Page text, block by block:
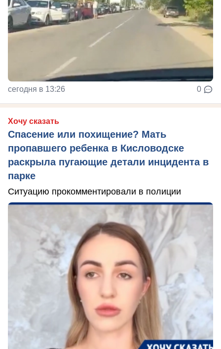
сегодня в 13:26 0
Хочу сказать
Спасение или похищение? Мать
пропавшего ребенка в Кисловодске
раскрыла пугающие детали инцидента в
парке
Ситуацию прокомментировали в полиции